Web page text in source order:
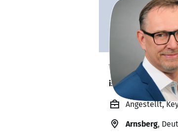
Wolfgang
ist offen für
Angestellt,
Arnsberg,